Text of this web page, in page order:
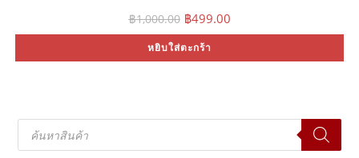
฿1,000.00 Original
price
was:
฿1,000.00.
฿499.00Current
price
is:
หยิบใส่ตะกร้า
Products
search